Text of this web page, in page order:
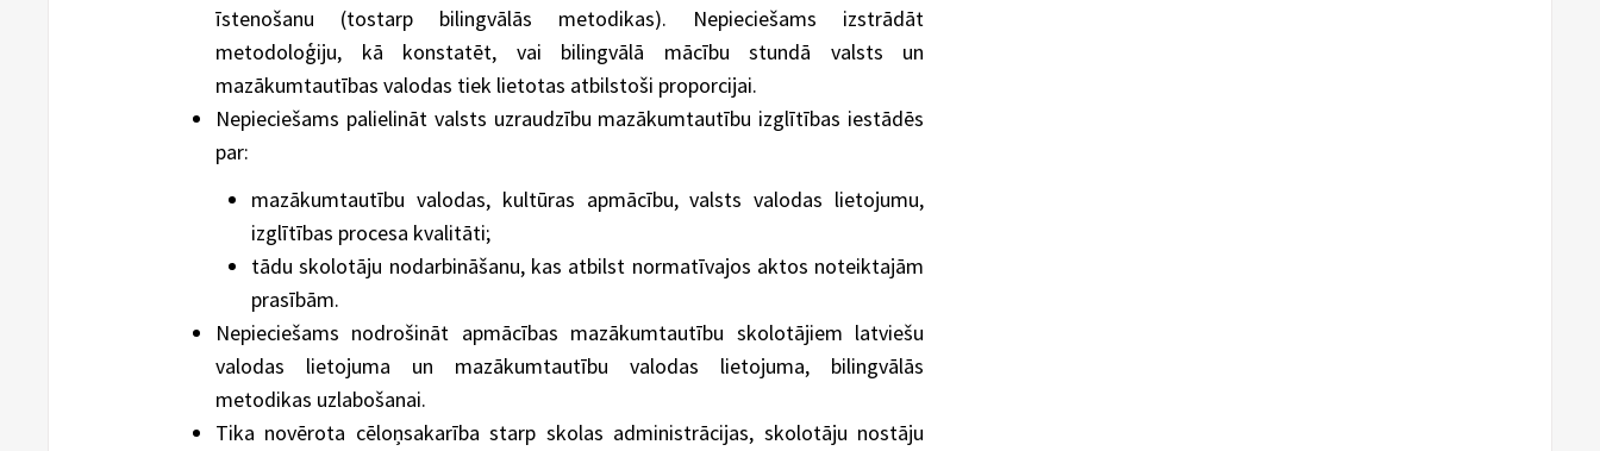
īstenošanu (tostarp bilingvālās metodikas). Nepieciešams izstrādāt
metodoloģiju, kā konstatēt, vai bilingvālā mācību stundā valsts un
mazākumtautības valodas tiek lietotas atbilstoši proporcijai.
Nepieciešams palielināt valsts uzraudzību mazākumtautību izglītības iestādēs
par:
mazākumtautību valodas, kultūras apmācību, valsts valodas lietojumu,
izglītības procesa kvalitāti;
tādu skolotāju nodarbināšanu, kas atbilst normatīvajos aktos noteiktajām
prasībām.
Nepieciešams nodrošināt apmācības mazākumtautību skolotājiem latviešu
valodas lietojuma un mazākumtautību valodas lietojuma, bilingvālās
metodikas uzlabošanai.
Tika novērota cēloņsakarība starp skolas administrācijas, skolotāju nostāju